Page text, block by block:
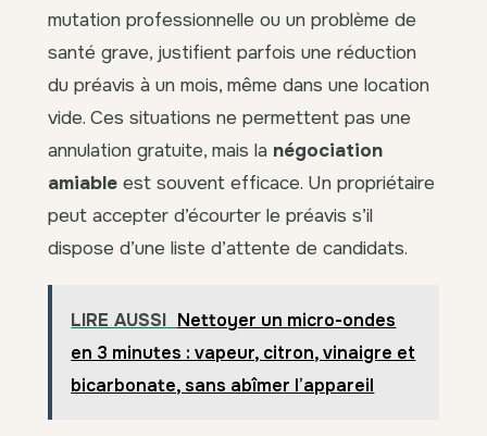
mutation professionnelle ou un problème de
santé grave, justifient parfois une réduction
du préavis à un mois, même dans une location
vide. Ces situations ne permettent pas une
annulation gratuite, mais la négociation
amiable est souvent efficace. Un propriétaire
peut accepter d’écourter le préavis s’il
dispose d’une liste d’attente de candidats.
LIRE AUSSI Nettoyer un micro-ondes
en 3 minutes : vapeur, citron, vinaigre et
bicarbonate, sans abîmer l’appareil